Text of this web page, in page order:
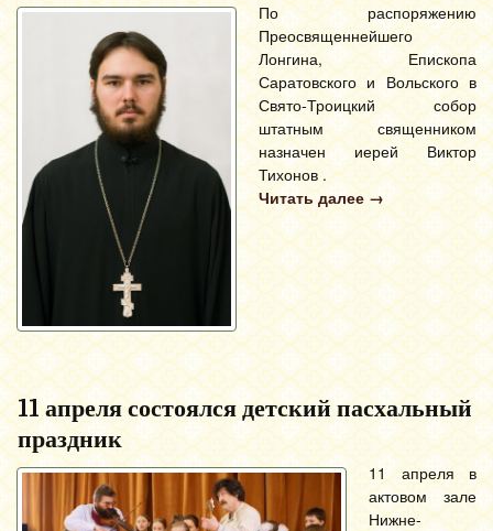
По распоряжению
Преосвященнейшего
Лонгина, Епископа
Саратовского и Вольского в
Свято-Троицкий собор
штатным священником
назначен иерей Виктор
Тихонов .
Читать далее →
11 апреля состоялся детский пасхальный
праздник
11 апреля в
актовом зале
Нижне-